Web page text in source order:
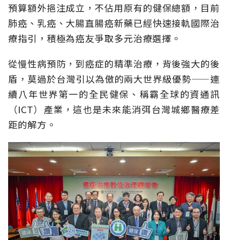
預算額外挹注成立，不佔用原有的健保總額，目前
肺癌、乳癌、大腸直腸癌新藥已經快速接軌國際治
療指引，積極為癌友爭取多元治療選擇。
從慢性病預防，到癌症的精準治療，背後強大的後
盾，莫過於台灣引以為傲的兩大世界級優勢——連
續八年世界第一的全民健保、稱霸全球的資通訊
（ICT）產業，這也是未來能消弭台灣城鄉醫療差
距的解方。